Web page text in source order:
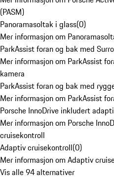
(PASM)
Panoramasoltak i glass(0)
Mer informasjon om
ParkAssist foran og bak med
Mer informasjon om ParkAssist
kamera
ParkAssist foran og bak med
Mer informasjon om ParkAssist
Porsche InnoDrive inkludert
Mer informasjon om Porsche
cruisekontroll
Adaptiv cruisekontroll(0)
Mer informasjon om Adaptiv
Vis alle 94 alternativer